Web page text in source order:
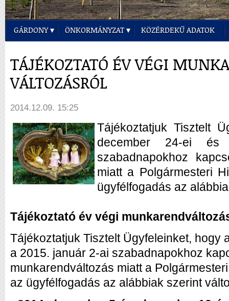
GÁRDONY ÖNKORMÁNYZAT KÖZÉRDEKŰ ADATOK
TÁJÉKOZTATÓ ÉV VÉGI
VÁLTOZÁSRÓL
2014.12.09. 15:25
Tájékoztatjuk Tisztelt
december 24-ei
szabadnapokhoz
miatt a Polgármesteri
ügyfélfogadás az
Tájékoztató év végi
Tájékoztatjuk Tisztelt Ügyfeleinket, hogy
a 2015. január 2-ai szabadnapokhoz
munkarendváltozás miatt a
az ügyfélfogadás az alábbiak szerint